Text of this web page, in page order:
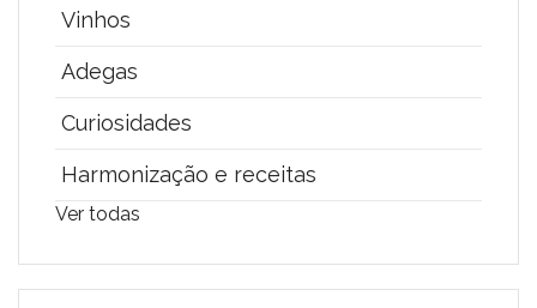
Vinhos
Adegas
Curiosidades
Harmonização e receitas
Ver todas